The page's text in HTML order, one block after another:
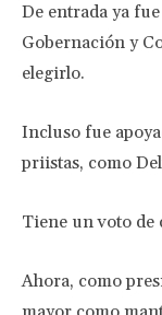
De entrada ya
Gobernación y
elegirlo.
Incluso fue
priistas, como
Tiene un voto de
Ahora, como